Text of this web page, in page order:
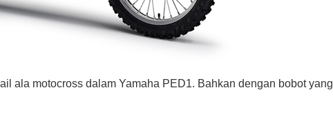
ala motocross dalam Yamaha PED1. Bahkan dengan bobot yang